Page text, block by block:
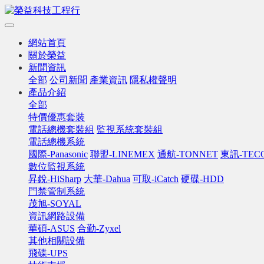
網站首頁
關於榮益
新聞資訊
全部 公司新聞 產業資訊 隱私權聲明
產品介紹
全部
特價優惠套裝
電話總機套裝組 監視系統套裝組
電話總機系統
國際-Panasonic 聯盟-LINEMEX 通航-TONNET 東訊-
數位監視系統
昇銳-HiSharp 大華-Dahua 可取-iCatch 硬碟-HDD
門禁管制系統
茂旭-SOYAL
資訊網路設備
華碩-ASUS 合勤-Zyxel
其他相關設備
飛碟-UPS